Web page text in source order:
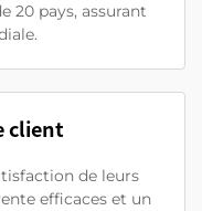
20 pays, assurant
client
de leurs
efficaces et un